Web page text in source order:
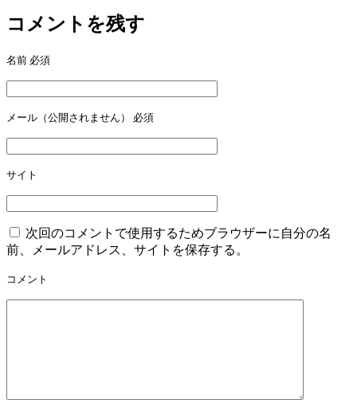
コメントを残す
名前 必須
メール（公開されません） 必須
サイト
次回のコメントで使用するためブラウザーに自分の名
前、メールアドレス、サイトを保存する。
コメント